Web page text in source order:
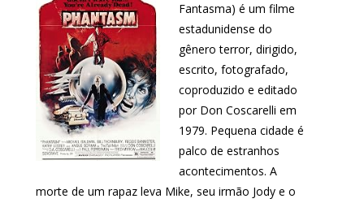
Fantasma) é um filme
estadunidense do
gênero terror, dirigido,
escrito, fotografado,
coproduzido e editado
por Don Coscarelli em
1979. Pequena cidade é
palco de estranhos
acontecimentos. A
morte de um rapaz leva Mike, seu irmão Jody e o